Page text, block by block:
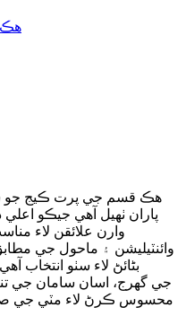
هڪ قسم جي پرت ڪيج جو
وارن علائقن لاء
وائنٽيليشن ۽ ماحول جي
محسوس ڪرڻ لاء مٽي جي